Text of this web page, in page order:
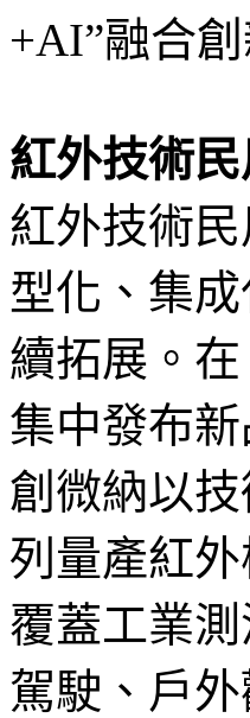
+AI”融合創
紅外技術
紅外技術
型化、集
續拓展。
集中發布
創微納以
列量產紅
覆蓋工業
駕駛、戶